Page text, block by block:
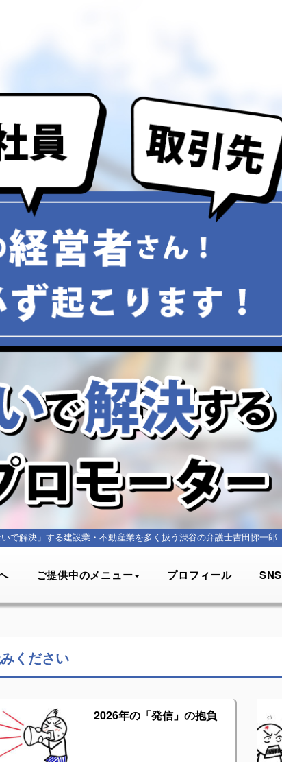
いで解決」する建設業・不動産業を多く扱う渋谷の弁護士吉田悌一郎
ご提供中のメニュー プロフィール SNS
ください
2026年の「発信」の抱負